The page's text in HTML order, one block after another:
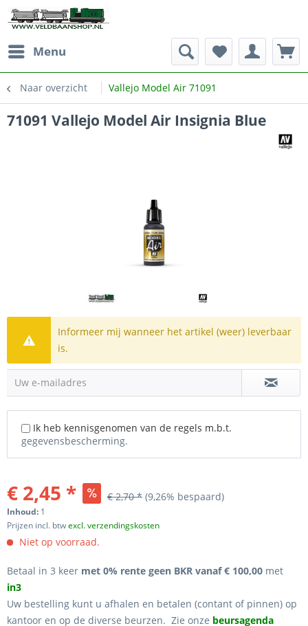
Menu
Naar overzicht Vallejo Model Air 71091
71091 Vallejo Model Air Insignia Blue
Informeer mij wanneer het artikel (weer) leverbaar
is.
Uw e-mailadres
Ik heb kennisgenomen van de regels m.b.t.
gegevensbescherming.
€ 2,45 * € 2,70 * (9,26% bespaard)
Inhoud: 1
Prijzen incl. btwexcl. verzendingskosten
Niet op voorraad.
Betaal in 3 keer met 0% rente geen BKR vanaf € 100,00 met
in3
Uw bestelling kunt u afhalen en betalen (contant of pinnen) op
kantoor en op de diverse beurzen. Zie onze beursagenda